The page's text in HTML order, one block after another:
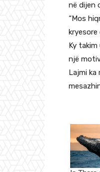
në dijen
“Mos
kryesore
Ky
një
Lajmi ka